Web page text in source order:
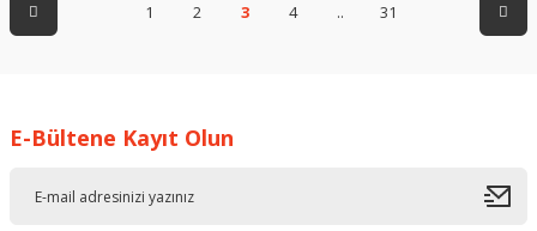
1 2 3 4 .. 31
E-Bültene Kayıt Olun